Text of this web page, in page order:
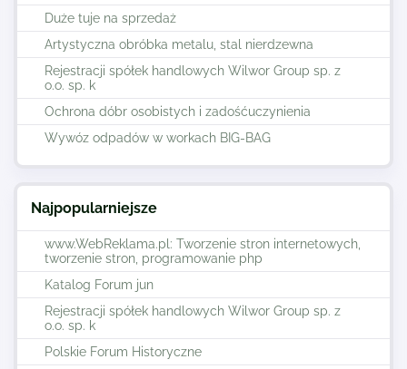
Duże tuje na sprzedaż
Artystyczna obróbka metalu, stal nierdzewna
Rejestracji spółek handlowych Wilwor Group sp. z
o.o. sp. k
Ochrona dóbr osobistych i zadośćuczynienia
Wywóz odpadów w workach BIG-BAG
Najpopularniejsze
www.WebReklama.pl: Tworzenie stron internetowych,
tworzenie stron, programowanie php
Katalog Forum jun
Rejestracji spółek handlowych Wilwor Group sp. z
o.o. sp. k
Polskie Forum Historyczne